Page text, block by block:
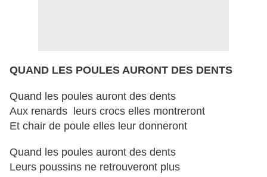
QUAND LES POULES AURONT DES DENTS
Quand les poules auront des dents
Aux renards leurs crocs elles montreront
Et chair de poule elles leur donneront
Quand les poules auront des dents
Leurs poussins ne retrouveront plus